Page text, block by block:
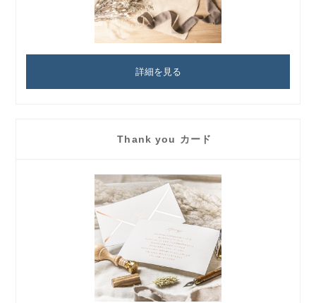
詳細を見る
Thank you カード